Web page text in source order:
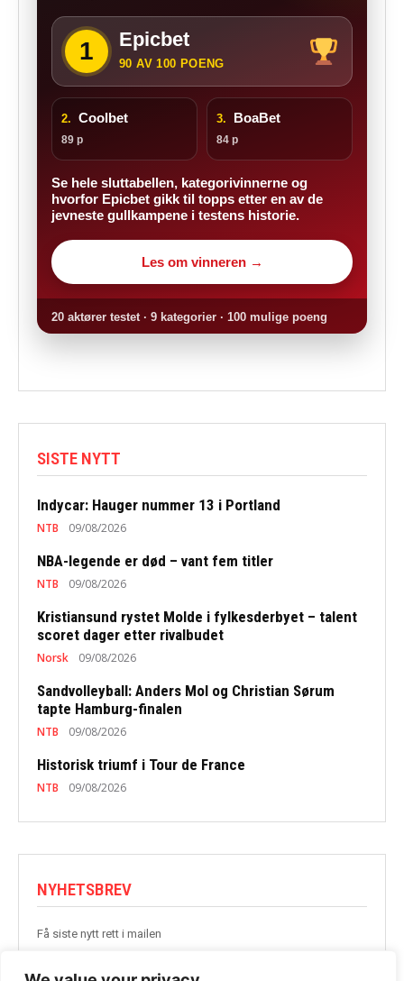
1 Epicbet
90 AV 100 POENG
2. Coolbet
89 p
3. BoaBet
84 p
Se hele sluttabellen, kategorivinnerne og
hvorfor Epicbet gikk til topps etter en av de
jevneste gullkampene i testens historie.
Les om vinneren →
20 aktører testet · 9 kategorier · 100 mulige poeng
SISTE NYTT
Indycar: Hauger nummer 13 i Portland
NTB 09/08/2026
NBA-legende er død – vant fem titler
NTB 09/08/2026
Kristiansund rystet Molde i fylkesderbyet – talent
scoret dager etter rivalbudet
Norsk 09/08/2026
Sandvolleyball: Anders Mol og Christian Sørum
tapte Hamburg-finalen
NTB 09/08/2026
Historisk triumf i Tour de France
NTB 09/08/2026
NYHETSBREV
Få siste nytt rett i mailen